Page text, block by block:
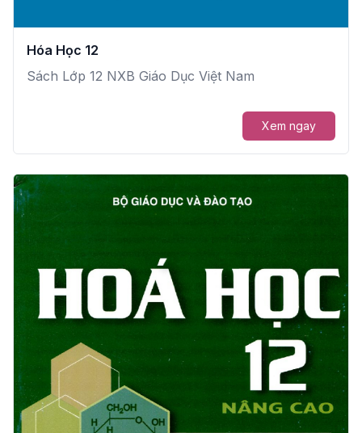
Hóa Học 12
Sách Lớp 12 NXB Giáo Dục Việt Nam
Xem ngay